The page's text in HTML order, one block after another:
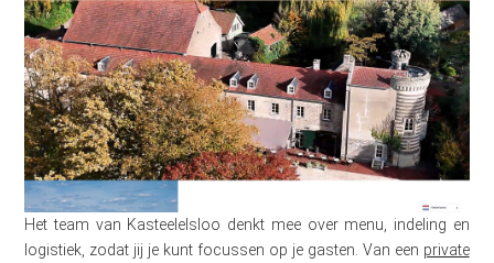
Het team van Kasteelelsloo denkt mee over menu, indeling en
logistiek, zodat jij je kunt focussen op je gasten. Van een private